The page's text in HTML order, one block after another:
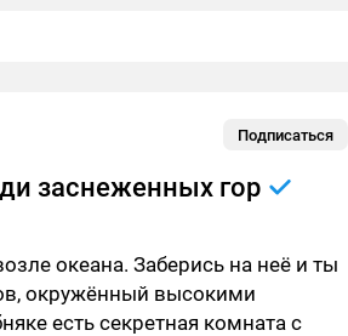
Подписаться
заснеженных гор
океана. Заберись на неё и ты
окружённый высокими
есть секретная комната с